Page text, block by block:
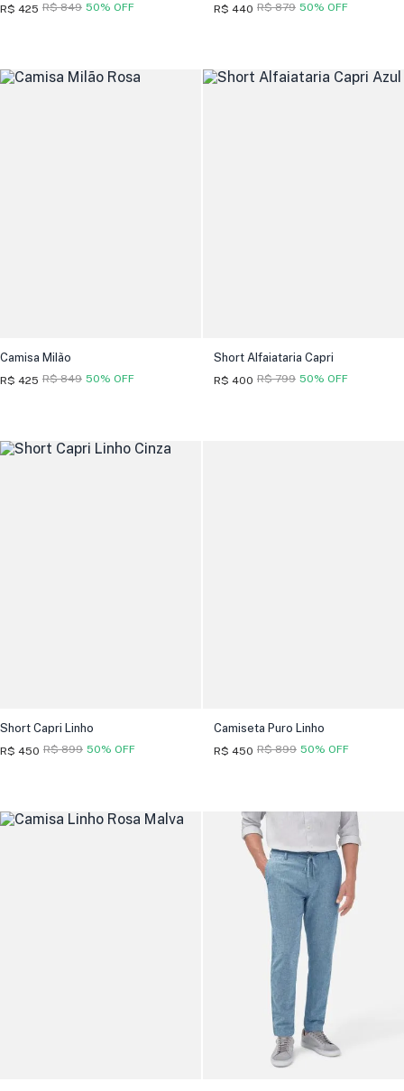
R$ 425 50% OFF
R$ 849 R$ 440 50% OFF
R$ 879
Camisa Milão
R$ 425 50% OFF
R$ 849
Short Alfaiataria Capri
R$ 400 50% OFF
R$ 799
Short Capri Linho
R$ 450 50% OFF
R$ 899
Camiseta Puro Linho
R$ 450 50% OFF
R$ 899